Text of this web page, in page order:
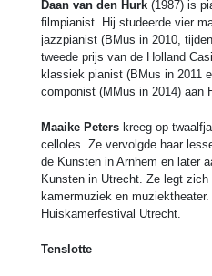
Daan van den Hurk (1987) is
filmpianist. Hij studeerde vier
jazzpianist (BMus in 2010,
tweede prijs van de Holland
klassiek pianist (BMus in 2011
componist (MMus in 2014) aan
Maaike Peters kreeg op
celloles. Ze vervolgde haar
de Kunsten in Arnhem en later
Kunsten in Utrecht. Ze legt
kamermuziek en
Huiskamerfestival Utrecht.
Tenslotte